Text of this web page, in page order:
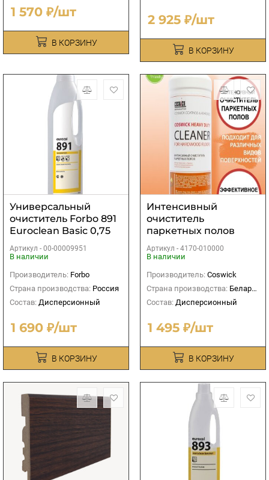
1 570 ₽/шт
В КОРЗИНУ
2 925 ₽/шт
В КОРЗИНУ
Универсальный
очиститель Forbo 891
Euroclean Basic 0,75
кг
Артикул - 00-00009951
В наличии
Производитель: Forbo
Страна производства: Россия
Состав: Дисперсионный
1 690 ₽/шт
В КОРЗИНУ
Интенсивный
очиститель
паркетных полов
Coswick
Артикул - 4170-010000
В наличии
Производитель: Coswick
Страна производства: Беларусь
Состав: Дисперсионный
1 495 ₽/шт
В КОРЗИНУ